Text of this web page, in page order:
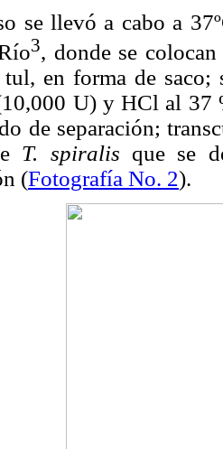
se llevó a cabo a
3, donde se
en forma de
U) y HCl al 37
de separación;
T. spiralis que se
(Fotografía No. 2).